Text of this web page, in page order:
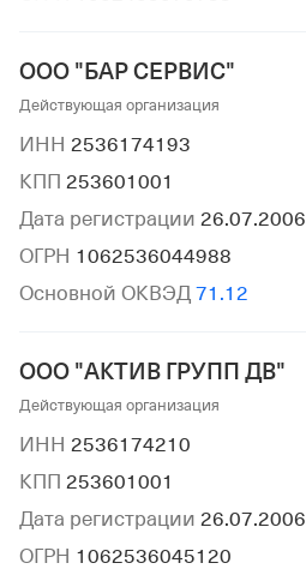
ООО "БАР СЕРВИС"
Действующая организация
ИНН 2536174193
КПП 253601001
Дата регистрации 26.07.2006
ОГРН 1062536044988
Основной ОКВЭД 71.12
ООО "АКТИВ ГРУПП ДВ"
Действующая организация
ИНН 2536174210
КПП 253601001
Дата регистрации 26.07.2006
ОГРН 1062536045120